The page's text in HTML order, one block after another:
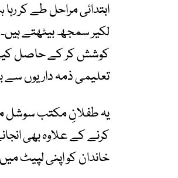
ابتدائی مراحل طے کر
لکیر سمجھ بیٹھتے ہیں۔
کوشش کر کے حاصل کیے
تعلیمی ذمہ داریوں سے
یہ طفلانِ مکتب سوشل
کرنے کے علاوہ بھی
خاندان کو اپنی لپیٹ